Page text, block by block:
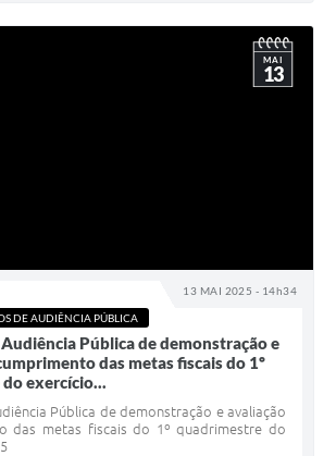
13 MAI 2025 - 14h34
MAI
13
DE AUDIÊNCIA PÚBLICA
Pública de demonstração e
das metas fiscais do 1º
exercício...
Pública de demonstração e avaliação
das metas fiscais do 1º quadrimestre do